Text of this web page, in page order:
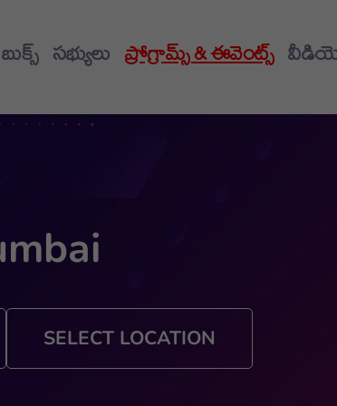
బుక్స్ సభ్యులు ప్రోగ్రామ్స్ & ఈవెంట్స్
SELECT LOCATION